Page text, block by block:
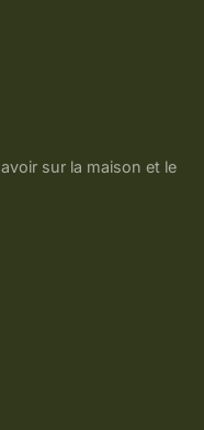
sur la maison et le